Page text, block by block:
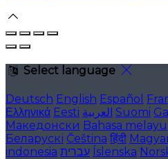
Select language
Deutsch English Español
Ελληνικά Eesti العربية Suomi
Македонски Bahasa melayu
Беларускі Čeština हिंदी
indonesia עברית Íslenska